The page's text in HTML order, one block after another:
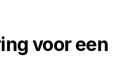
voor een